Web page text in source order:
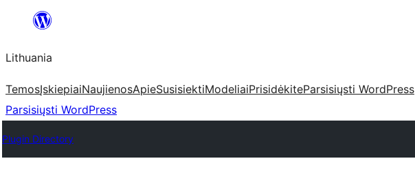
turinio
Lithuania
TemosĮskiepiaiNaujienosApieSusisiektiModeliaiPrisidėkiteParsisiųsti WordPress
Parsisiųsti WordPress
Plugin Directory